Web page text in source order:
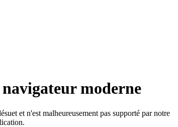
moderne
et n'est malheureusement pas supporté par notre